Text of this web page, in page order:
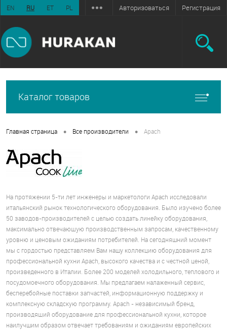
EN RU ET PL Авторизоваться Регистрация
Каталог товаров
Главная страница • Все производители • Apach
На протяжении 5-ти лет инженеры и маркетологи Apach исследовали
итальянский рынок технологического оборудования. Было изучено более
50 заводов-производителей с целью создать линейку оборудования,
максимально отвечающую производственным запросам, качественному
уровню и ценовым ожиданиям потребителей. На сегодняшний момент
мы с гордостью представляем Вам нашу коллекцию оборудования для
профессиональной кухни Apach, высокого качества и с честной ценой,
произведенного в Италии. Более 200 моделей холодильного, теплового и
посудомоечного оборудования. Мы предлагаем налаженный сервис,
бесперебойные поставки запчастей, информационную поддержку и
комплексную складскую программу. Apach - независимый бренд,
производящий оборудование для профессиональной кухни, которое
наилучшим образом отвечает требованиям и ожиданиям европейских